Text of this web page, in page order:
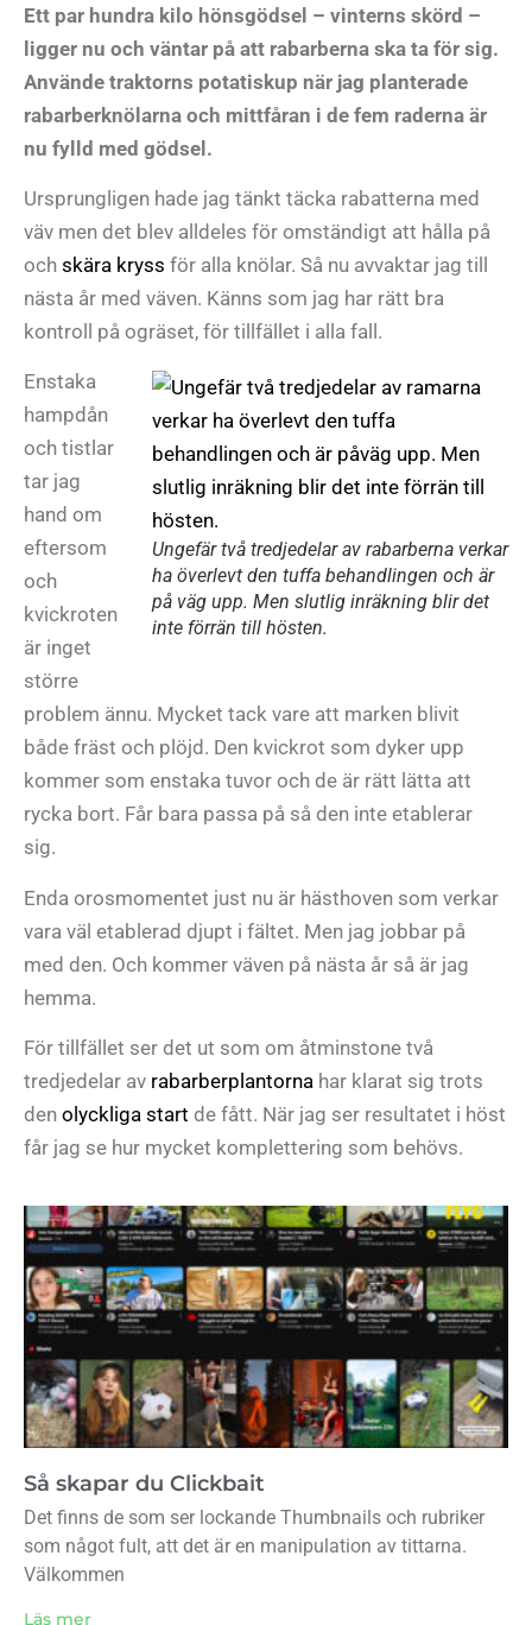
Ett par hundra kilo hönsgödsel – vinterns skörd –
ligger nu och väntar på att rabarberna ska ta för sig.
Använde traktorns potatiskup när jag planterade
rabarberknölarna och mittfåran i de fem raderna är
nu fylld med gödsel.
Ursprungligen hade jag tänkt täcka rabatterna med
väv men det blev alldeles för omständigt att hålla på
och skära kryss för alla knölar. Så nu avvaktar jag till
nästa år med väven. Känns som jag har rätt bra
kontroll på ogräset, för tillfället i alla fall.
Ungefär två tredjedelar av rabarberna verkar
ha överlevt den tuffa behandlingen och är
på väg upp. Men slutlig inräkning blir det
inte förrän till hösten.
Enstaka
hampdån
och tistlar
tar jag
hand om
eftersom
och
kvickroten
är inget
större
problem ännu. Mycket tack vare att marken blivit
både fräst och plöjd. Den kvickrot som dyker upp
kommer som enstaka tuvor och de är rätt lätta att
rycka bort. Får bara passa på så den inte etablerar
sig.
Enda orosmomentet just nu är hästhoven som verkar
vara väl etablerad djupt i fältet. Men jag jobbar på
med den. Och kommer väven på nästa år så är jag
hemma.
För tillfället ser det ut som om åtminstone två
tredjedelar av rabarberplantorna har klarat sig trots
den olyckliga start de fått. När jag ser resultatet i höst
får jag se hur mycket komplettering som behövs.
Så skapar du Clickbait
Det finns de som ser lockande Thumbnails och rubriker
som något fult, att det är en manipulation av tittarna.
Välkommen
Läs mer